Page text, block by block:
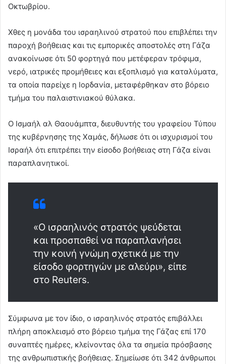
Οκτωβρίου.
Χθες η μονάδα του ισραηλινού στρατού που επιβλέπει την
παροχή βοήθειας και τις εμπορικές αποστολές στη Γάζα
ανακοίνωσε ότι 50 φορτηγά που μετέφεραν τρόφιμα,
νερό, ιατρικές προμήθειες και εξοπλισμό για καταλύματα,
τα οποία παρείχε η Ιορδανία, μεταφέρθηκαν στο βόρειο
τμήμα του παλαιστινιακού θύλακα.
Ο Ισμαήλ αλ Θαουάμπτα, διευθυντής του γραφείου Τύπου
της κυβέρνησης της Χαμάς, δήλωσε ότι οι ισχυρισμοί του
Ισραήλ ότι επιτρέπει την είσοδο βοήθειας στη Γάζα είναι
παραπλανητικοί.
«Ο ισραηλινός στρατός ψεύδεται
και προσπαθεί να παραπλανήσει
την κοινή γνώμη σχετικά με την
είσοδο φορτηγών με αλεύρι», είπε
στο Reuters.
Σύμφωνα με τον ίδιο, ο ισραηλινός στρατός επιβάλλει
πλήρη αποκλεισμό στο βόρειο τμήμα της Γάζας επί 170
συναπτές ημέρες, κλείνοντας όλα τα σημεία πρόσβασης
της ανθρωπιστικής βοήθειας. Σημείωσε ότι 342 άνθρωποι